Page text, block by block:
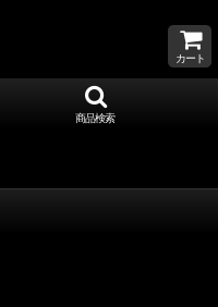
カート
商品検索